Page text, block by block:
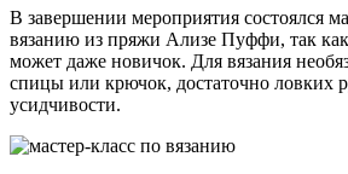
В завершении мероприятия состоялся
вязанию из пряжи Ализе Пуффи, так
может даже новичок. Для вязания
спицы или крючок, достаточно ловких
усидчивости.